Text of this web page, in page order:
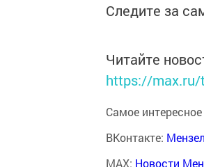
Следите за
Читайте
https://max.ru/
Самое
ВКонтакте:
MAX: Новости